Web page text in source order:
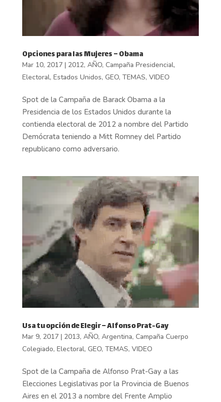
Opciones para las Mujeres – Obama
Mar 10, 2017| 2012, AÑO, Campaña Presidencial,
Electoral, Estados Unidos, GEO, TEMAS, VIDEO
Spot de la Campaña de Barack Obama a la
Presidencia de los Estados Unidos durante la
contienda electoral de 2012 a nombre del Partido
Demócrata teniendo a Mitt Romney del Partido
republicano como adversario.
Usa tu opción de Elegir – Alfonso Prat-Gay
Mar 9, 2017| 2013, AÑO, Argentina, Campaña Cuerpo
Colegiado, Electoral, GEO, TEMAS, VIDEO
Spot de la Campaña de Alfonso Prat-Gay a las
Elecciones Legislativas por la Provincia de Buenos
Aires en el 2013 a nombre del Frente Amplio